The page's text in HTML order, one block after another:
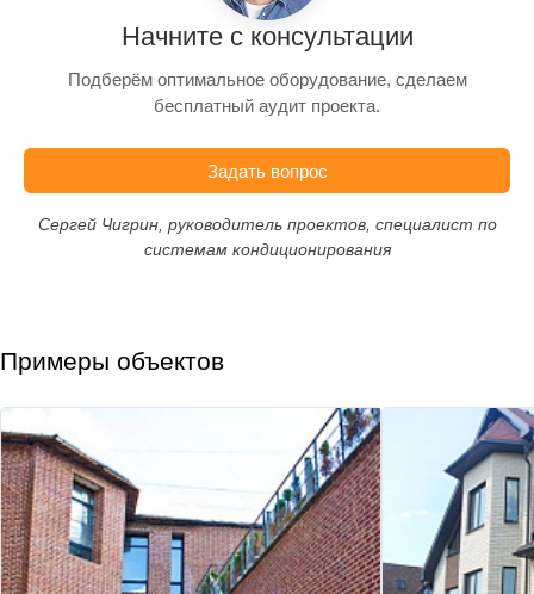
Начните с консультации
Подберём оптимальное оборудование, сделаем
бесплатный аудит проекта.
Задать вопрос
Сергей Чигрин, руководитель проектов, специалист по
системам кондиционирования
Примеры объектов